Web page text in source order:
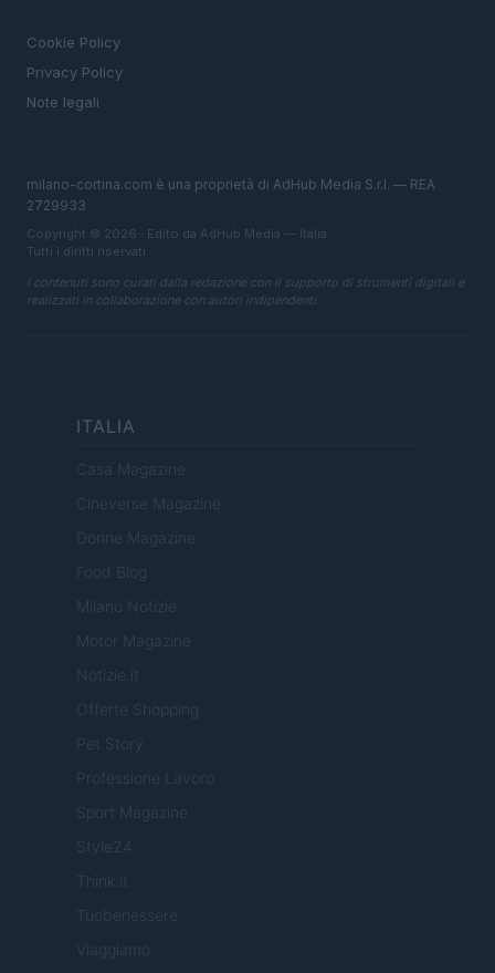
Cookie Policy
Privacy Policy
Note legali
milano-cortina.com è una proprietà di AdHub Media S.r.l. — REA
2729933
Copyright © 2026 · Edito da AdHub Media — Italia
Tutti i diritti riservati
I contenuti sono curati dalla redazione con il supporto di strumenti digitali e
realizzati in collaborazione con autori indipendenti.
ITALIA
Casa Magazine
Cineverse Magazine
Donne Magazine
Food Blog
Milano Notizie
Motor Magazine
Notizie.it
Offerte Shopping
Pet Story
Professione Lavoro
Sport Magazine
Style24
Think.it
Tuobenessere
Viaggiamo